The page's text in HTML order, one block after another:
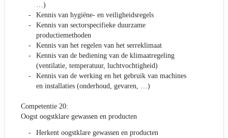
…)
Kennis van hygiëne- en veiligheidsregels
Kennis van sectorspecifieke duurzame
productiemethoden
Kennis van het regelen van het serreklimaat
Kennis van de bediening van de klimaatregeling
(ventilatie, temperatuur, luchtvochtigheid)
Kennis van de werking en het gebruik van machines
en installaties (onderhoud, gevaren, …)
Competentie 20:
Oogst oogstklare gewassen en producten
Herkent oogstklare gewassen en producten